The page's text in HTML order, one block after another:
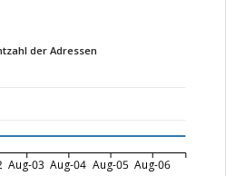
der Adressen
Aug-03 Aug-04 Aug-05 Aug-06